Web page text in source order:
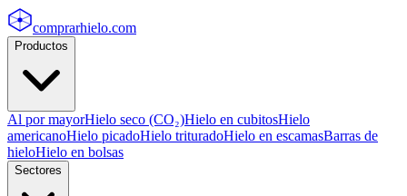
comprarhielo.com
Productos
Al por mayorHielo seco (CO₂)Hielo en cubitosHielo
americanoHielo picadoHielo trituradoHielo en escamasBarras de
hieloHielo en bolsas
Sectores